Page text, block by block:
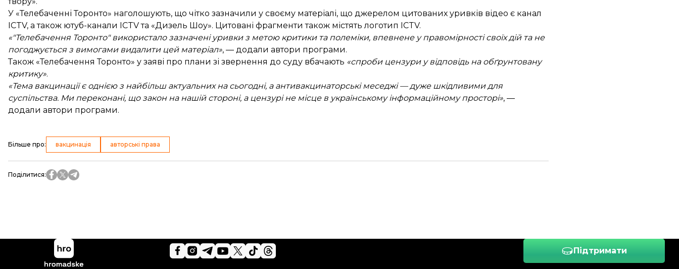
У «Телебаченні Торонто» наголошують, що чітко зазначили у своєму матеріалі, що джерелом цитованих уривків відео є канал
ICTV, а також ютуб-канали ICTV та «Дизель Шоу». Цитовані фрагменти також містять логотип ICTV.
«"Телебачення Торонто" використало зазначені уривки з метою критики та полеміки, впевнене у правомірності своїх дій та не
погоджується з вимогами видалити цей матеріал», — додали автори програми.
Також «Телебачення Торонто» у заяві про плани зі звернення до суду вбачають «спроби цензури у відповідь на обґрунтовану
критику».
«Тема вакцинації є однією з найбільш актуальних на сьогодні, а антивакцинаторські меседжі — дуже шкідливими для
суспільства. Ми переконані, що закон на нашій стороні, а цензурі не місце в українському інформаційному просторі», —
додали автори програми.
Більше про: вакцинація авторські права
Поділитися:
Підтримати